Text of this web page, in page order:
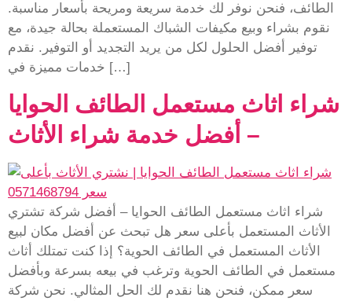
الطائف، فنحن نوفر لك خدمة سريعة ومريحة بأسعار مناسبة.
نقوم بشراء وبيع مكيفات الشباك المستعملة بحالة جيدة، مع
توفير أفضل الحلول لكل من يريد التجديد أو التوفير. نقدم
خدمات مميزة في […]
شراء اثاث مستعمل الطائف الحوايا
– أفضل خدمة شراء الأثاث
شراء اثاث مستعمل الطائف الحوايا – أفضل شركة تشتري
الأثاث المستعمل بأعلى سعر هل تبحث عن أفضل مكان لبيع
الأثاث المستعمل في الطائف الحوية؟ إذا كنت تمتلك أثاث
مستعمل في الطائف الحوية وترغب في بيعه بسرعة وبأفضل
سعر ممكن، فنحن هنا نقدم لك الحل المثالي. نحن شركة